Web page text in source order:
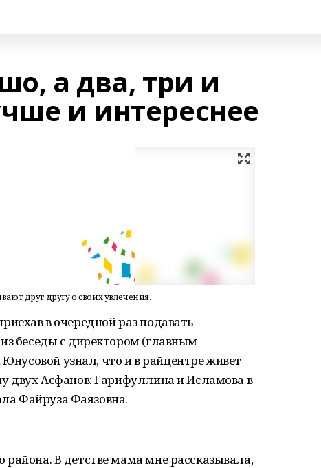
а два, три и
и интереснее
друг другу о своих увлечения.
в очередной раз подавать
из беседы с директором (главным
узнал, что и в райцентре живет
двух Асфанов: Гарифуллина и Исламова в
Файруза Фаязовна.
В детстве мама мне рассказывала,